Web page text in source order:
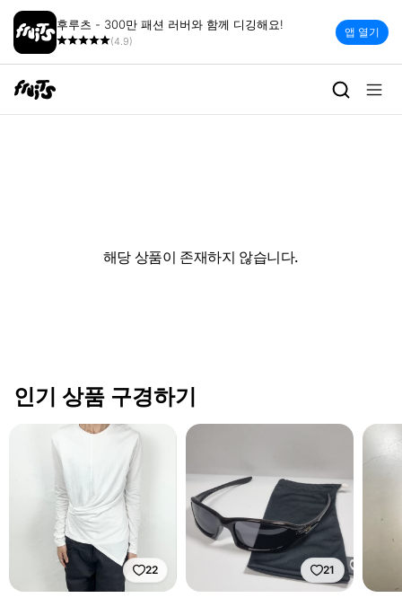
후루츠 - 300만 패션 러버와 함께 디깅해요!
(4.9)
앱 열기
해당 상품이 존재하지 않습니다.
인기 상품 구경하기
22 21